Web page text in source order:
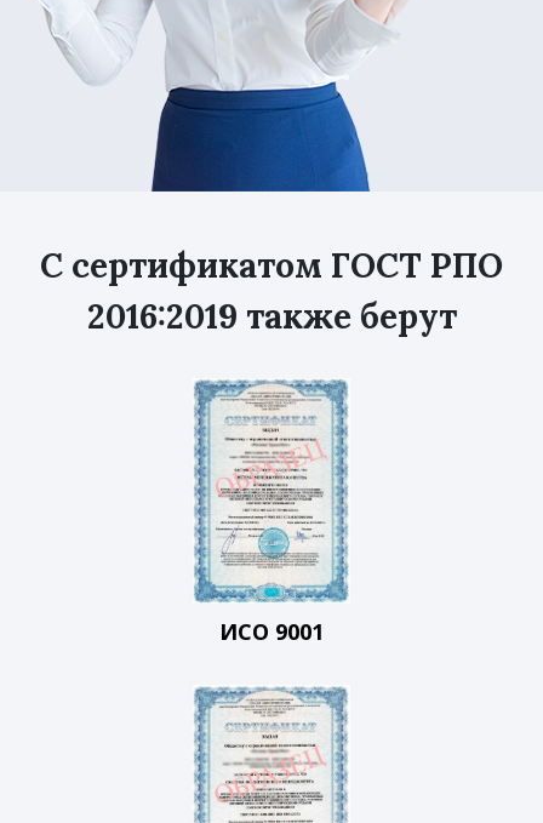
С сертификатом ГОСТ РПО
2016:2019 также берут
ИСО 9001